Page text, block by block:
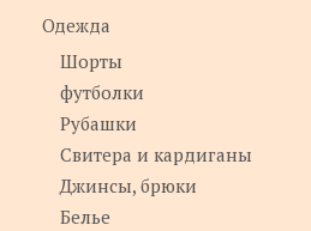
Одежда
Шорты
футболки
Рубашки
Свитера и кардиганы
Джинсы, брюки
Белье